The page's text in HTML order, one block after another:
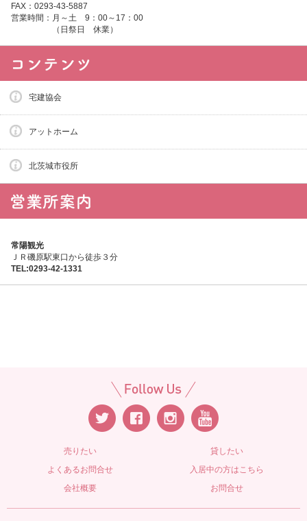
FAX：0293-43-5887
営業時間：月～土 9：00～17：00
（日祭日 休業）
宅建協会
アットホーム
北茨城市役所
常陽観光
ＪＲ磯原駅東口から徒歩３分
TEL:0293-42-1331
売りたい
貸したい
よくあるお問合せ
入居中の方はこちら
会社概要
お問合せ